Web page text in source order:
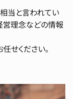
当と言われてい
営理念などの情報
せください。